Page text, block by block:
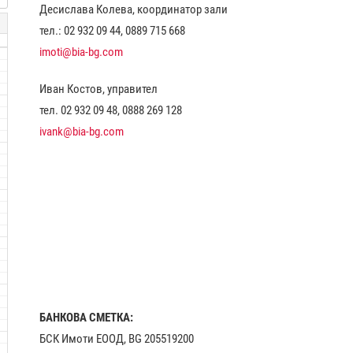
Десислава Колева, координатор зали
тел.: 02 932 09 44, 0889 715 668
imoti@bia-bg.com
Иван Костов, управител
тел. 02 932 09 48, 0888 269 128
ivank@bia-bg.com
БАНКОВА СМЕТКА:
БСК Имоти ЕООД, BG 205519200